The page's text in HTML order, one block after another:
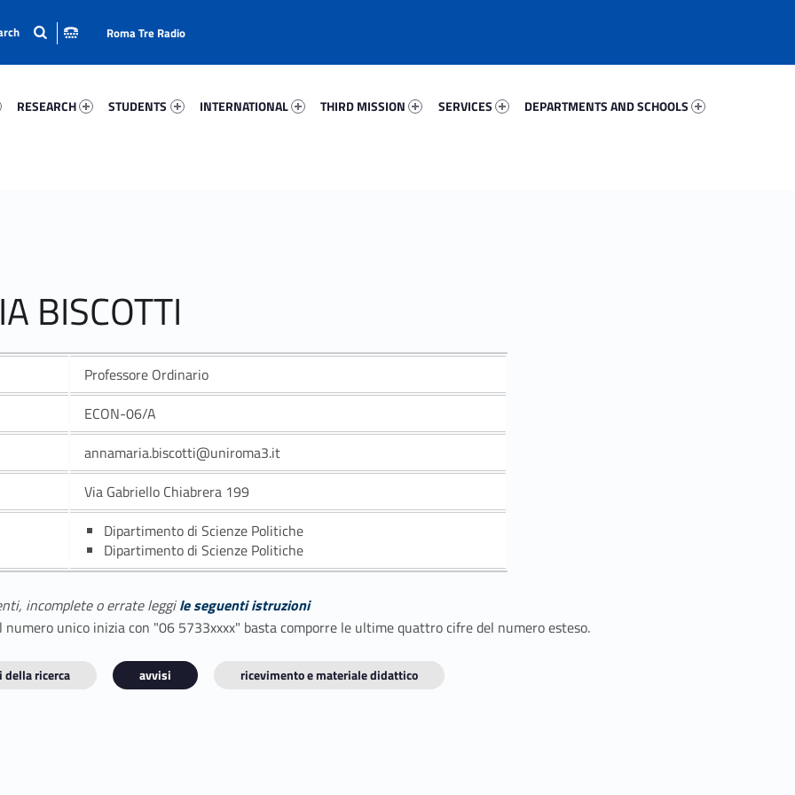
RESEARCH
STUDENTS
INTERNATIONAL
THIRD MISSION
SERVICES
DEPARTMENTS AND SCHOOLS
Roma Tre Radio
BISCOTTI
Professore Ordinario
ECON-06/A
annamaria.biscotti@uniroma3.it
Via Gabriello Chiabrera 199
Dipartimento di Scienze Politiche
Dipartimento di Scienze Politiche
incomplete o errate leggile seguenti istruzioni
unico inizia con "06 5733xxxx" basta comporre le ultime quattro cifre del numero esteso.
ricerca avvisi ricevimento e materiale didattico